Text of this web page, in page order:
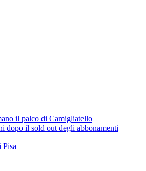
il palco di Camigliatello
dopo il sold out degli abbonamenti
Pisa